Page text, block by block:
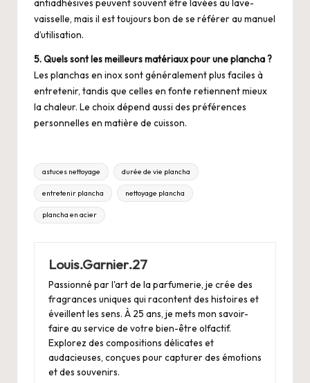
antiadhésives peuvent souvent être lavées au lave-
vaisselle, mais il est toujours bon de se référer au manuel
d’utilisation.
5. Quels sont les meilleurs matériaux pour une plancha ?
Les planchas en inox sont généralement plus faciles à
entretenir, tandis que celles en fonte retiennent mieux
la chaleur. Le choix dépend aussi des préférences
personnelles en matière de cuisson.
Tags:
astuces nettoyage durée de vie plancha
entretenir plancha nettoyage plancha
plancha en acier
Louis.Garnier.27
Passionné par l'art de la parfumerie, je crée des
fragrances uniques qui racontent des histoires et
éveillent les sens. À 25 ans, je mets mon savoir-
faire au service de votre bien-être olfactif.
Explorez des compositions délicates et
audacieuses, conçues pour capturer des émotions
et des souvenirs.